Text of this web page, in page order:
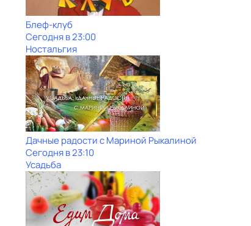
Блеф-клуб
Сегодня в 23:00
Ностальгия
Дачные радости с Мариной Рыкалиной
Сегодня в 23:10
Усадьба